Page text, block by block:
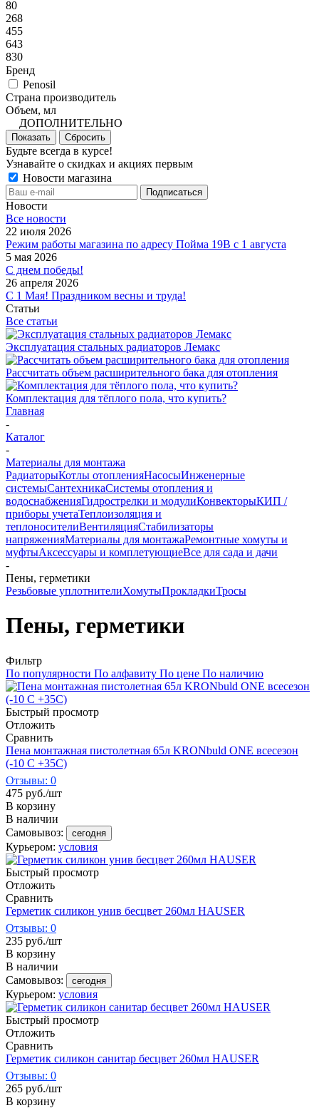
80
268
455
643
830
Бренд
Penosil
Страна производитель
Объем, мл
ДОПОЛНИТЕЛЬНО
Показать Сбросить
Будьте всегда в курсе!
Узнавайте о скидках и акциях первым
Новости магазина
Новости
Все новости
22 июля 2026
Режим работы магазина по адресу Пойма 19В с 1 августа
5 мая 2026
С днем победы!
26 апреля 2026
С 1 Мая! Праздником весны и труда!
Статьи
Все статьи
Эксплуатация стальных радиаторов Лемакс
Рассчитать объем расширительного бака для отопления
Комплектация для тёплого пола, что купить?
Главная
-
Каталог
-
Материалы для монтажа
РадиаторыКотлы отопленияНасосыИнженерные
системыСантехникаСистемы отопления и
водоснабженияГидрострелки и модулиКонвекторыКИП /
приборы учетаТеплоизоляция и
теплоносителиВентиляцияСтабилизаторы
напряженияМатериалы для монтажаРемонтные хомуты и
муфтыАксессуары и комплетующиеВсе для сада и дачи
-
Пены, герметики
Резьбовые уплотнителиХомутыПрокладкиТросы
Пены, герметики
Фильтр
По популярности По алфавиту По цене По наличию
Быстрый просмотр
Отложить
Сравнить
Пена монтажная пистолетная 65л KRONbuld ONE всесезон
(-10 C +35C)
Отзывы: 0
475 руб./шт
В корзину
В наличии
Самовывоз:
сегодня
Курьером: условия
Быстрый просмотр
Отложить
Сравнить
Герметик силикон унив бесцвет 260мл HAUSER
Отзывы: 0
235 руб./шт
В корзину
В наличии
Самовывоз:
сегодня
Курьером: условия
Быстрый просмотр
Отложить
Сравнить
Герметик силикон санитар бесцвет 260мл HAUSER
Отзывы: 0
265 руб./шт
В корзину